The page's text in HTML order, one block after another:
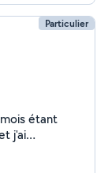
Particulier
étant
et je suis